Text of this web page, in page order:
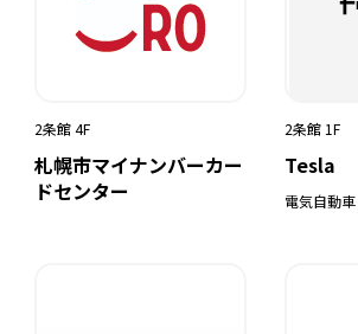
2条館 4F
札幌市マイナンバーカー
ドセンター
2条館 1F
Tesla
電気自動車